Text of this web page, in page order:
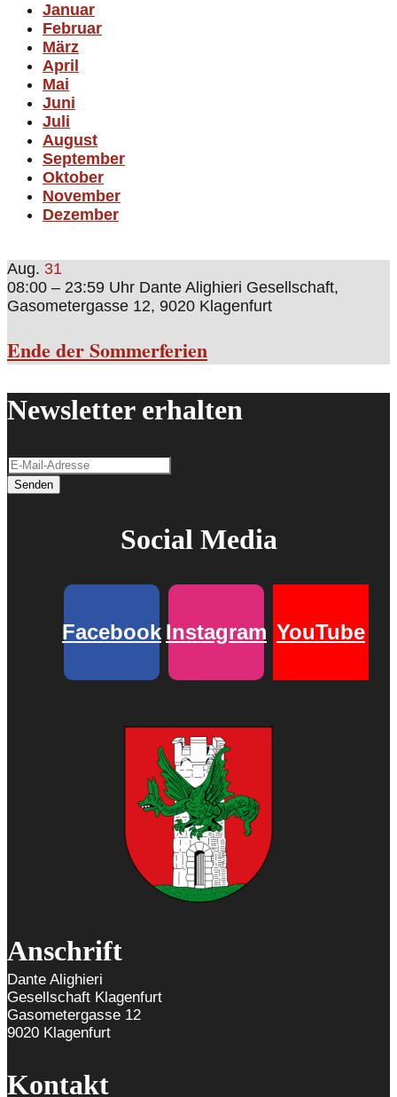
Januar
Februar
März
April
Mai
Juni
Juli
August
September
Oktober
November
Dezember
Aug. 31
08:00 – 23:59 Uhr Dante Alighieri Gesellschaft,
Gasometergasse 12, 9020 Klagenfurt
Ende der Sommerferien
Newsletter erhalten
Senden
Social Media
Facebook Instagram YouTube
Anschrift
Dante Alighieri
Gesellschaft Klagenfurt
Gasometergasse 12
9020 Klagenfurt
Kontakt